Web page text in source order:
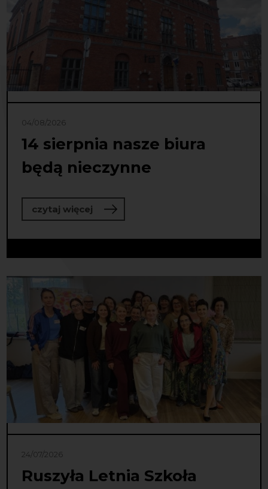
04/08/2026
14 sierpnia nasze biura
będą nieczynne
czytaj więcejo 14 sierpnia nasze biura będą
24/07/2026
Ruszyła Letnia Szkoła